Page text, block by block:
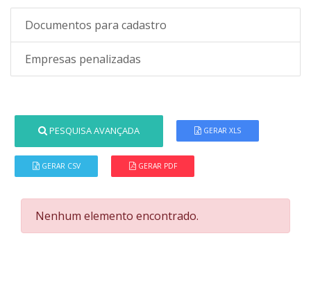
Documentos para cadastro
Empresas penalizadas
PESQUISA AVANÇADA GERAR XLS
GERAR CSV GERAR PDF
Nenhum elemento encontrado.